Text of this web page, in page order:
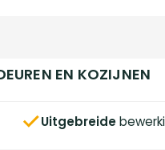
EN KOZIJNEN
Uitgebreide